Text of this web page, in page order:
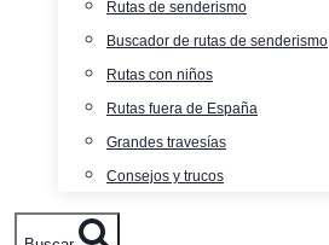
Rutas de senderismo
Buscador de rutas de senderismo
Rutas con niños
Rutas fuera de España
Grandes travesías
Consejos y trucos